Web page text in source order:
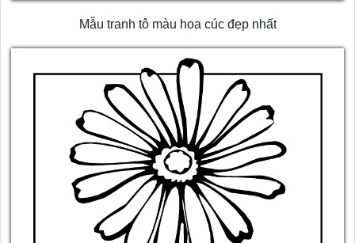
Mẫu tranh tô màu hoa cúc đẹp nhất